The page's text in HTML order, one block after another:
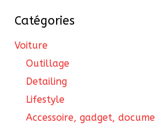
Catégories
Voiture
Outillage
Detailing
Lifestyle
Accessoire, gadget,